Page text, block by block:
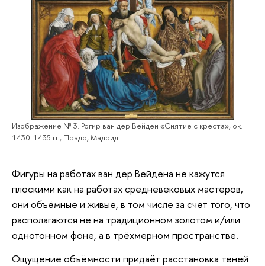
Изображение № 3. Рогир ван дер Вейден «Снятие с креста», ок.
1430-1435 гг., Прадо, Мадрид.
Фигуры на работах ван дер Вейдена не кажутся
плоскими как на работах средневековых мастеров,
они объёмные и живые, в том числе за счёт того, что
располагаются не на традиционном золотом и/или
однотонном фоне, а в трёхмерном пространстве.
Ощущение объёмности придаёт расстановка теней